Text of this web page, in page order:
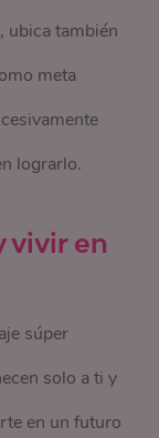
ubica también
meta
lograrlo.
vivir en
súper
solo a ti y
en un futuro